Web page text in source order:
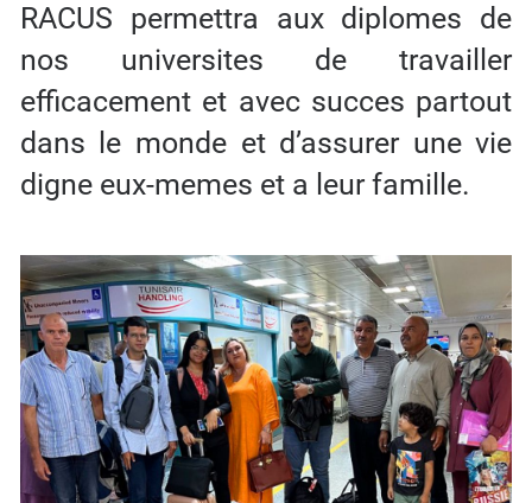
RACUS permettra aux diplomes de
nos universites de travailler
efficacement et avec succes partout
dans le monde et d’assurer une vie
digne eux-memes et a leur famille.